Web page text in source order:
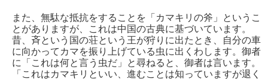
また、無駄な抵抗をすることを「カマキリの斧」というこ
とがありますが、これは中国の古典に基づいています。
昔、斉という国の荘という王が狩りに出たとき、自分の車
に向かってカマを振り上げている虫に出くわします。御者
に「これは何と言う虫だ」と尋ねると、御者は言います。
「これはカマキリといい、進むことは知っていますが退く